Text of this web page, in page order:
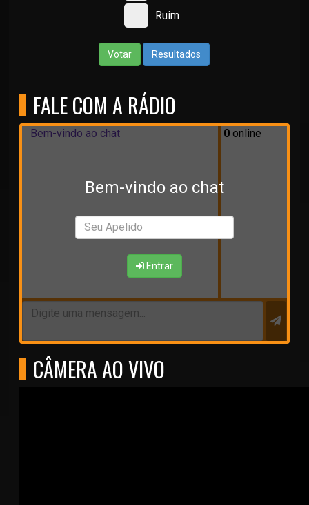
Ruim
Votar Resultados
FALE COM A RÁDIO
Bem-vindo ao chat
Entrar
Bem-vindo ao chat 0online
CÂMERA AO VIVO